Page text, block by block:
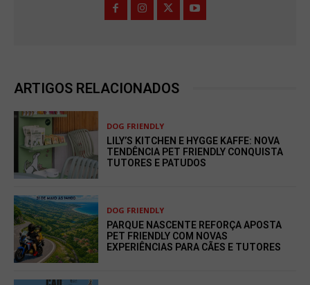
ARTIGOS RELACIONADOS
DOG FRIENDLY
LILY’S KITCHEN E HYGGE KAFFE: NOVA
TENDÊNCIA PET FRIENDLY CONQUISTA
TUTORES E PATUDOS
DOG FRIENDLY
PARQUE NASCENTE REFORÇA APOSTA
PET FRIENDLY COM NOVAS
EXPERIÊNCIAS PARA CÃES E TUTORES